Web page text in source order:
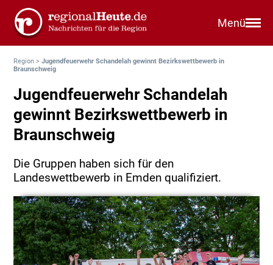
Menü
Region >Jugendfeuerwehr Schandelah gewinnt Bezirkswettbewerb in
Braunschweig
Jugendfeuerwehr Schandelah
gewinnt Bezirkswettbewerb in
Braunschweig
Die Gruppen haben sich für den
Landeswettbewerb in Emden qualifiziert.